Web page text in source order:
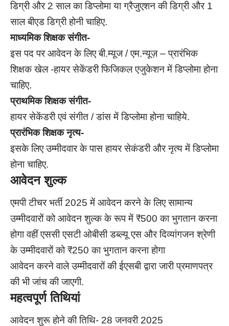
डिग्री और 2 साल का डिप्लोमा या ग्रैजुएशन की डिग्री और 1
साल बीएड डिग्री होनी चाहिए.
माध्यमिक शिक्षक संगीत-
इस पद पर आवेदन के लिए बी.म्यूज / एम.न्यूज़ – प्रारंभिक
शिक्षक खेल -हायर सेकेंडरी फिजिकल एजुकेशन में डिप्लोमा होना
चाहिए.
प्राथमिक शिक्षक संगीत-
हायर सेकेंडरी एवं संगीत / डांस में डिप्लोमा होना चाहिये.
प्रारंभिक शिक्षक नृत्य-
इसके लिए उम्मीदवार के पास हायर सेकंडरी और नृत्य में डिप्लोमा
होना चाहिए.
आवेदन शुल्क
एमपी टीचर भर्ती 2025 में आवेदन करने के लिए सामान्य
उम्मीदवारों को आवेदन शुल्क के रूप में ₹500 का भुगतान करना
होगा वहीं एससी एसटी ओबीसी डब्ल्यू एस और दिव्यांगजन श्रेणी
के उम्मीदवारों को ₹250 का भुगतान करना होगा
आवेदन करने वाले उम्मीदवारों की ईएसबी द्वारा जारी प्रमाणपत्र
की भी जांच की जाएगी.
महत्वपूर्ण तिथियां
आवेदन शुरू होने की तिथि- 28 जनवरी 2025